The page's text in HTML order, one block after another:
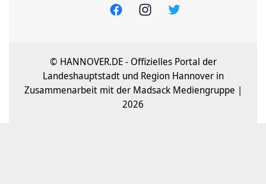
© HANNOVER.DE - Offizielles Portal der
Landeshauptstadt und Region Hannover in
Zusammenarbeit mit der Madsack Mediengruppe |
2026